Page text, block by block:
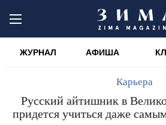
ЖУРНАЛ АФИША
Карьера
Русский айтишник в
придется учиться даже